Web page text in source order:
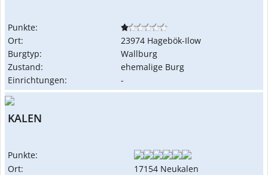
Punkte:
Ort:
23974 Hagebök-Ilow
Burgtyp:
Wallburg
Zustand:
ehemalige Burg
Einrichtungen:
-
KALEN
Punkte:
Ort:
17154 Neukalen